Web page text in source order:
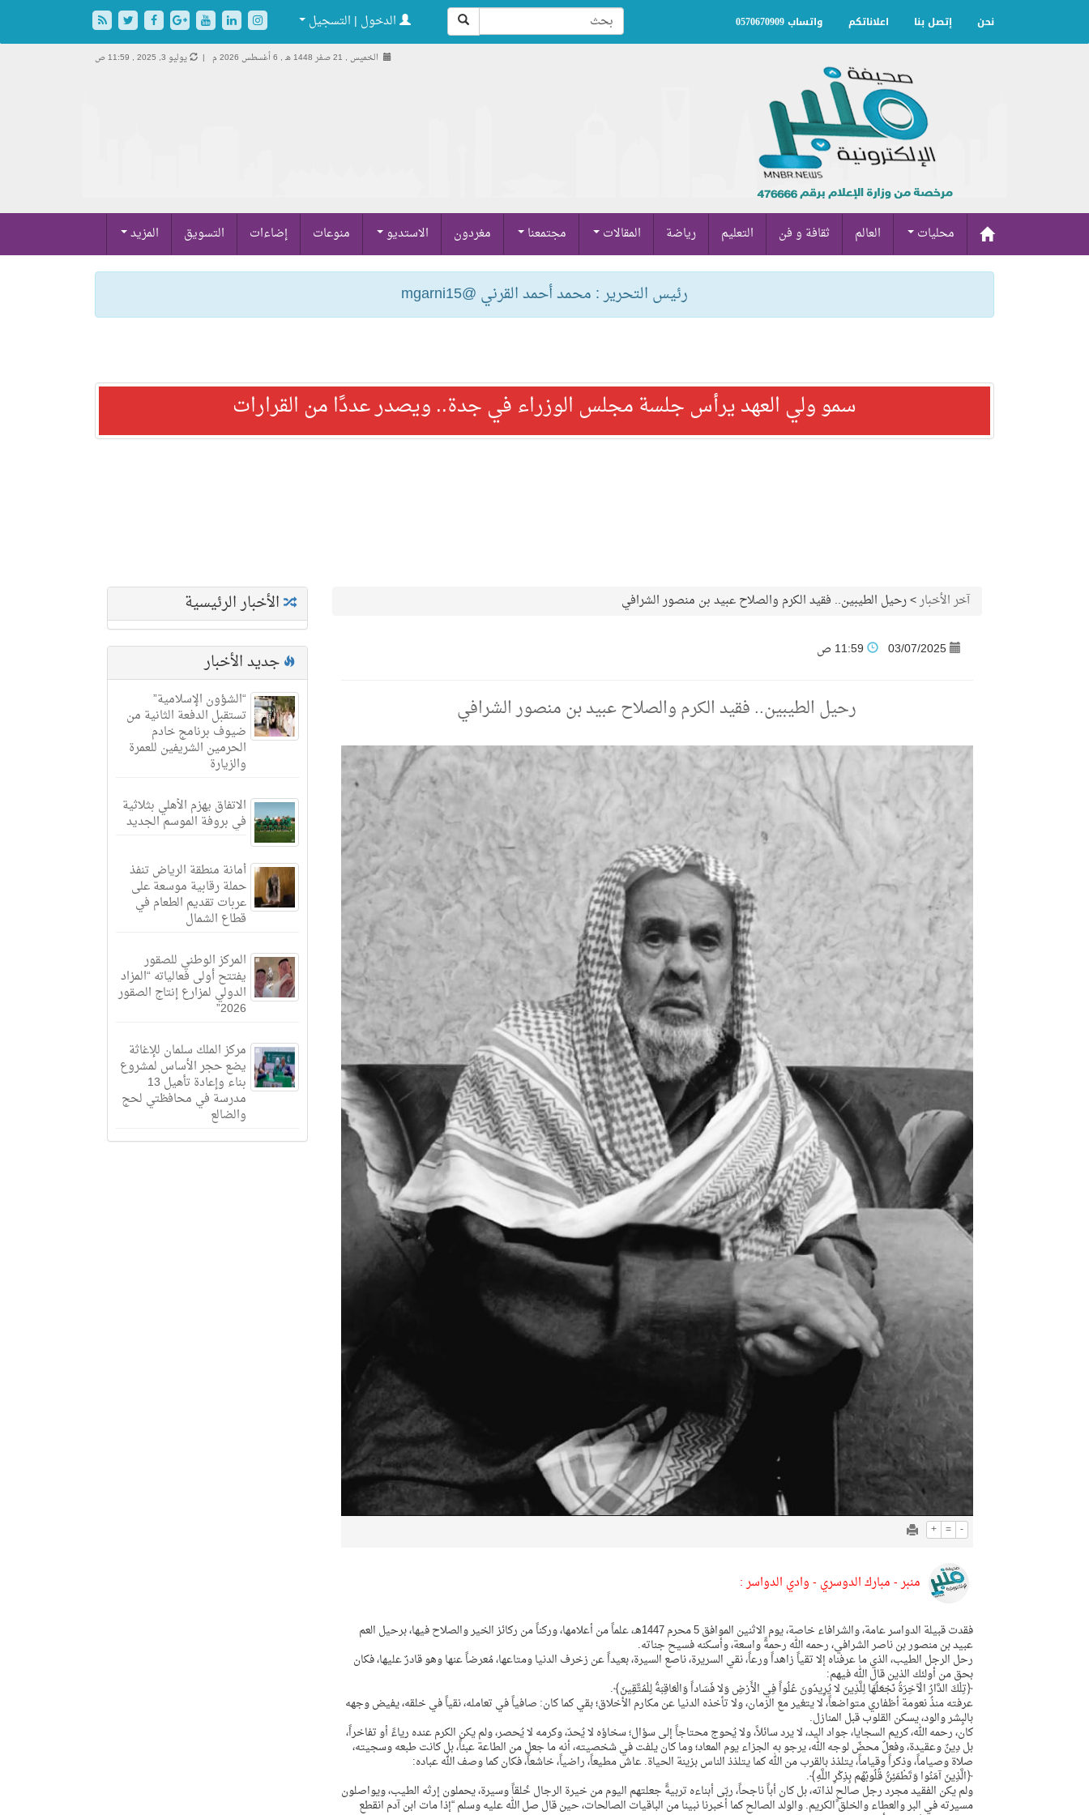
نحن إتصل بنا اعلاناتكم واتساب 0570670909 الدخول | التسجيل
الخميس , 21 صفر 1448 هـ , 6 أغسطس 2026 م | يوليو 3, 2025 , 11:59 ص
محليات العالم ثقافة و فن التعليم رياضة المقالات مجتمعنا مغردون الاستديو منوعات إضاءات التسويق المزيد
رئيس التحرير : محمد أحمد القرني @mgarni15
سمو ولي العهد يرأس جلسة مجلس الوزراء في جدة.. ويصدر عددًا من القرارات
الأخبار الرئيسية
جديد الأخبار
“الشؤون الإسلامية”
تستقبل الدفعة الثانية من
ضيوف برنامج خادم
الحرمين الشريفين للعمرة
والزيارة
الاتفاق يهزم الأهلي بثلاثية
في بروفة الموسم الجديد
أمانة منطقة الرياض تنفذ
حملة رقابية موسعة على
عربات تقديم الطعام في
قطاع الشمال
المركز الوطني للصقور
يفتتح أولى فعالياته “المزاد
الدولي لمزارع إنتاج الصقور
2026”
مركز الملك سلمان للإغاثة
يضع حجر الأساس لمشروع
بناء وإعادة تأهيل 13
مدرسة في محافظتي لحج
والضالع
آخر الأخبار>رحيل الطيبين.. فقيد الكرم والصلاح عبيد بن منصور الشرافي
03/07/2025
رحيل الطيبين.. فقيد الكرم والصلاح عبيد بن منصور الشرافي
+ = -
منبر - مبارك الدوسري - وادي الدواسر :
فقدت قبيلة الدواسر عامة، والشرافاء خاصة، يوم الاثنين الموافق 5 محرم 1447هـ، علماً من أعلامها، وركناً من ركائز الخير والصلاح فيها، برحيل العم
عبيد بن منصور بن ناصر الشرافي، رحمه الله رحمةً واسعة، وأسكنه فسيح جناته.
رحل الرجل الطيب، الذي ما عرفناه إلا تقياً زاهداً ورعاً، نقي السريرة، ناصع السيرة، بعيداً عن زخرف الدنيا ومتاعها، مُعرضاً عنها وهو قادرٌ عليها، فكان
بحق من أولئك الذين قال الله فيهم:
﴿تِلْكَ الدَّارُ الْآخِرَةُ نَجْعَلُهَا لِلَّذِينَ لا يُرِيدُونَ عُلُواً فِي الْأَرْضِ وَلا فَسَاداً وَالْعَاقِبَةُ لِلْمُتَّقِينَ﴾.
عرفته منذُ نعومة أظفاري متواضعاً، لا يتغير مع الزمان، ولا تأخذه الدنيا عن مكارم الأخلاق؛ بقي كما كان: صافياً في تعامله، نقياً في خلقه، يفيض وجهه
بالبِشر والود، يسكن القلوب قبل المنازل.
كان، رحمه الله، كريم السجايا، جواد اليد، لا يرد سائلاً، ولا يُحوج محتاجاً إلى سؤال؛ سخاؤه لا يُحدّ، وكرمه لا يُحصر، ولم يكن الكرم عنده رياءً أو تفاخراً،
بل دِينٌ وعقيدة، وفعلٌ محضٌ لوجه الله، يرجو به الجزاء يوم المعاد؛ وما كان يلفت في شخصيته، أنه ما جعل من الطاعة عبئاً، بل كانت طبعه وسجيته،
صلاة وصياماً، وذكراً وقياماً، يتلذذ بالقرب من الله كما يتلذذ الناس بزينة الحياة. عاش مطيعاً، راضياً، خاشعاً، فكان كما وصف الله عباده:
﴿الَّذِينَ آمَنُوا وَتَطْمَئِنُّ قُلُوبُهُم بِذِكْرِ اللَّهِ﴾.
ولم يكن الفقيد مجرد رجل صالحٍ لذاته، بل كان أباً ناجحاً، ربّى أبناءه تربيةً جعلتهم اليوم من خيرة الرجال خُلقاً وسيرة، يحملون إرثه الطيب، ويواصلون
مسيرته في البر والعطاء والخلق الكريم. والولد الصالح كما أخبرنا نبينا من الباقيات الصالحات، حين قال صل الله عليه وسلم “إذا مات ابن آدم انقطع